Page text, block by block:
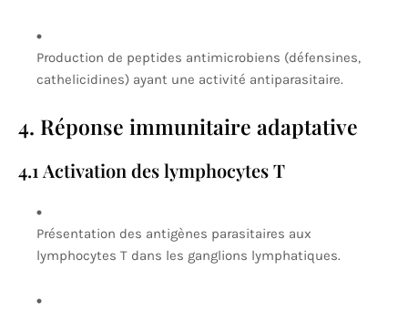
Production de peptides antimicrobiens (défensines,
cathelicidines) ayant une activité antiparasitaire.
4. Réponse immunitaire adaptative
4.1 Activation des lymphocytes T
Présentation des antigènes parasitaires aux
lymphocytes T dans les ganglions lymphatiques.